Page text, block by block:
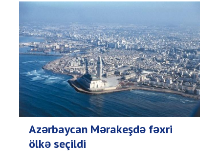
Azərbaycan Mərakeşdə fəxri
ölkə seçildi